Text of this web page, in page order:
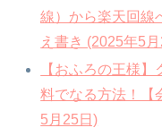
線）から楽天回線
え書き (2025年5
【おふろの王様
料でなる方法！【
5月25日)